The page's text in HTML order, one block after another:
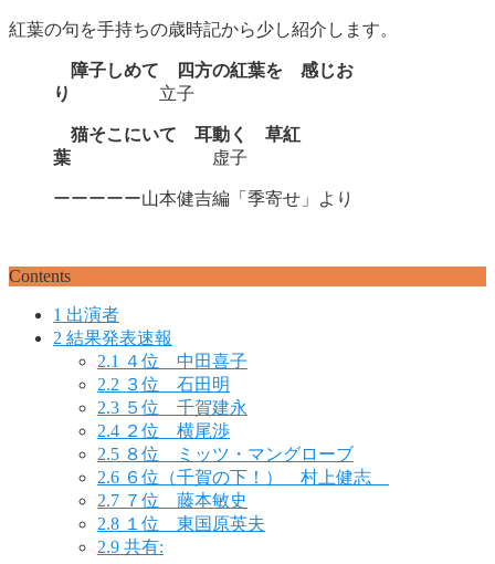
紅葉の句を手持ちの歳時記から少し紹介します。
障子しめて 四方の紅葉を 感じお
り
立子
猫そこにいて 耳動く 草紅
葉 虚子
ーーーーー山本健吉編「季寄せ」より
Contents
1 出演者
2 結果発表速報
2.1 ４位 中田喜子
2.2 ３位 石田明
2.3 ５位 千賀建永
2.4 ２位 横尾渉
2.5 ８位 ミッツ・マングローブ
2.6 ６位（千賀の下！） 村上健志
2.7 ７位 藤本敏史
2.8 １位 東国原英夫
2.9 共有: